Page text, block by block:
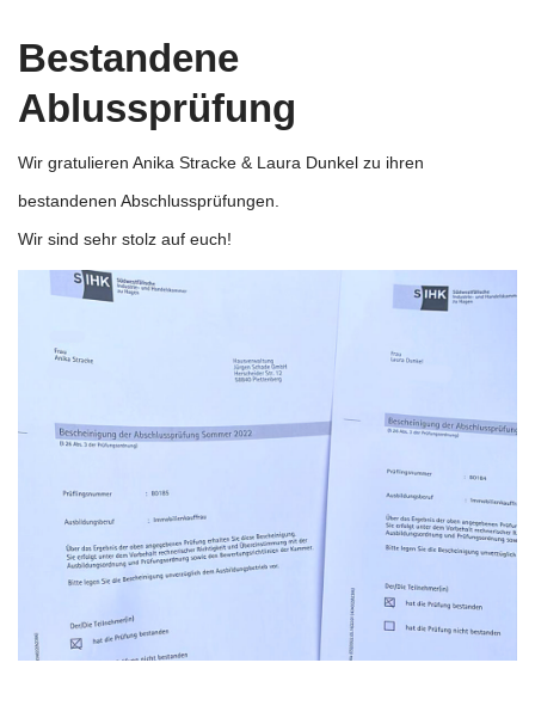
Bestandene
Ablussprüfung
Wir gratulieren Anika Stracke & Laura Dunkel zu ihren
bestandenen Abschlussprüfungen.
Wir sind sehr stolz auf euch!